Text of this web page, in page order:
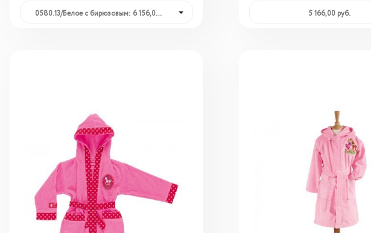
0580.13/Белое с бирюзовым: 6 156,00 руб. 5 166,00 руб.